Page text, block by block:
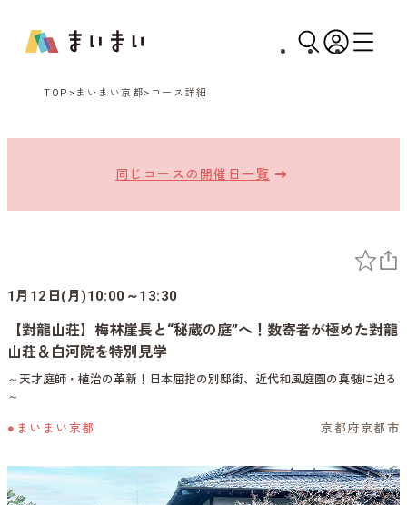
TOP まいまい京都 コース詳細
同じコースの開催日一覧
1月12日(月)10:00～13:30
【對龍山荘】梅林崖長と“秘蔵の庭”へ！数寄者が極めた對龍
山荘＆白河院を特別見学
～天才庭師・植治の革新！日本屈指の別邸街、近代和風庭園の真髄に迫る
～
●まいまい京都 京都府京都市